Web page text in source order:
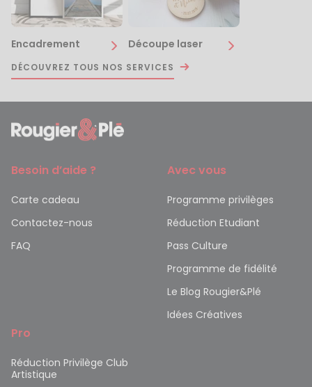
Encadrement Découpe laser
DÉCOUVREZ TOUS NOS SERVICES
Besoin d’aide ?
Carte cadeau
Contactez-nous
FAQ
Avec vous
Programme privilèges
Réduction Etudiant
Pass Culture
Programme de fidélité
Le Blog Rougier&Plé
Idées Créatives
Pro
Réduction Privilège Club
Artistique